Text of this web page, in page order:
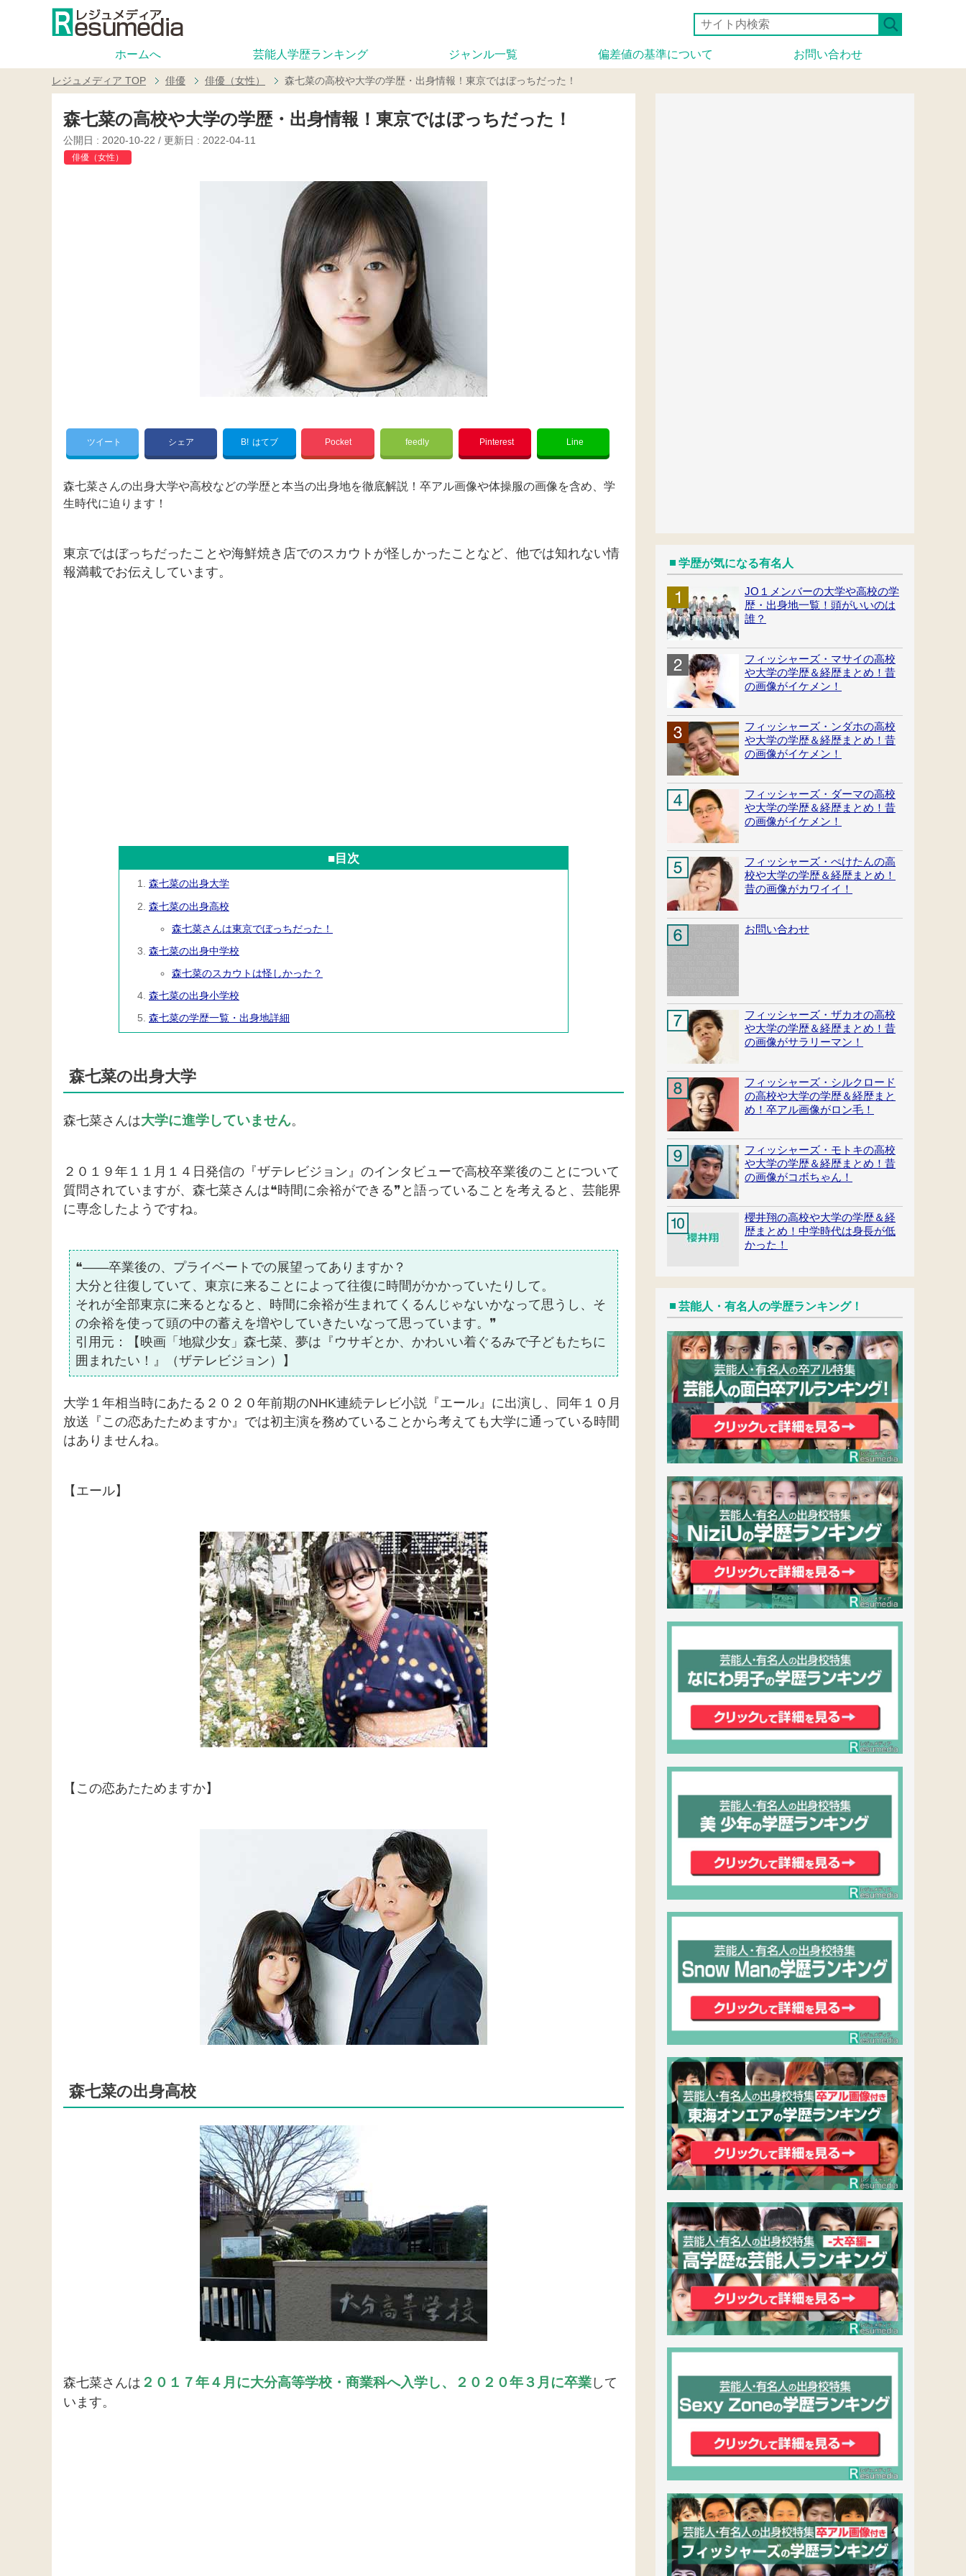
ホームへ 芸能人学歴ランキング ジャンル一覧 偏差値の基準について お問い合わせ
レジュメディア TOP 俳優 俳優（女性） 森七菜の高校や大学の学歴・出身情報！東京ではぼっちだった！
森七菜の高校や大学の学歴・出身情報！東京ではぼっちだった！
公開日 : 2020-10-22 / 更新日 : 2022-04-11
俳優（女性）
ツイート シェア B! はてブ Pocket feedly Pinterest Line
森七菜さんの出身大学や高校などの学歴と本当の出身地を徹底解説！卒アル画像や体操服の画像を含め、学
生時代に迫ります！
東京ではぼっちだったことや海鮮焼き店でのスカウトが怪しかったことなど、他では知れない情
報満載でお伝えしています。
■目次
森七菜の出身大学
森七菜の出身高校
森七菜さんは東京でぼっちだった！
森七菜の出身中学校
森七菜のスカウトは怪しかった？
森七菜の出身小学校
森七菜の学歴一覧・出身地詳細
森七菜の出身大学
森七菜さんは大学に進学していません。
２０１９年１１月１４日発信の『ザテレビジョン』のインタビューで高校卒業後のことについて
質問されていますが、森七菜さんは❝時間に余裕ができる❞と語っていることを考えると、芸能界
に専念したようですね。
❝――卒業後の、プライベートでの展望ってありますか？
大分と往復していて、東京に来ることによって往復に時間がかかっていたりして。
それが全部東京に来るとなると、時間に余裕が生まれてくるんじゃないかなって思うし、そ
の余裕を使って頭の中の蓄えを増やしていきたいなって思っています。❞
引用元：【映画「地獄少女」森七菜、夢は『ウサギとか、かわいい着ぐるみで子どもたちに
囲まれたい！』（ザテレビジョン）】
大学１年相当時にあたる２０２０年前期のNHK連続テレビ小説『エール』に出演し、同年１０月
放送『この恋あたためますか』では初主演を務めていることから考えても大学に通っている時間
はありませんね。
【エール】
【この恋あたためますか】
森七菜の出身高校
森七菜さんは ２０１７年４月に大分高等学校・商業科へ入学し、２０２０年３月に卒業 して
います。
学歴が気になる有名人
JO１メンバーの大学や高校の学
歴・出身地一覧！頭がいいのは
誰？
フィッシャーズ・マサイの高校
や大学の学歴＆経歴まとめ！昔
の画像がイケメン！
フィッシャーズ・ンダホの高校
や大学の学歴＆経歴まとめ！昔
の画像がイケメン！
フィッシャーズ・ダーマの高校
や大学の学歴＆経歴まとめ！昔
の画像がイケメン！
フィッシャーズ・ぺけたんの高
校や大学の学歴＆経歴まとめ！
昔の画像がカワイイ！
お問い合わせ
フィッシャーズ・ザカオの高校
や大学の学歴＆経歴まとめ！昔
の画像がサラリーマン！
フィッシャーズ・シルクロード
の高校や大学の学歴＆経歴まと
め！卒アル画像がロン毛！
フィッシャーズ・モトキの高校
や大学の学歴＆経歴まとめ！昔
の画像がコボちゃん！
櫻井翔の高校や大学の学歴＆経
歴まとめ！中学時代は身長が低
かった！
芸能人・有名人の学歴ランキング！